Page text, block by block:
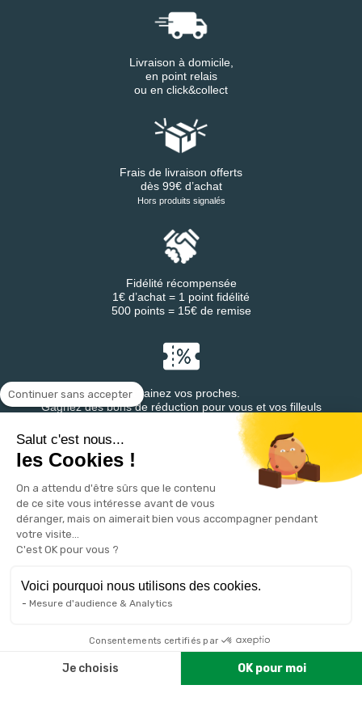
Continuer sans accepter
Salut c'est nous...
les Cookies !
On a attendu d'être sûrs que le contenu
de ce site vous intéresse avant de vous
déranger, mais on aimerait bien vous accompagner pendant
votre visite...
C'est OK pour vous ?
Voici pourquoi nous utilisons des cookies.
Mesure d'audience & Analytics
Consentements certifiés par
Je choisis
OK pour moi
Livraison à domicile,
en point relais
ou en click&collect
Frais de livraison offerts
dès 99€ d’achat
Hors produits signalés
Fidélité récompensée
1€ d’achat = 1 point fidélité
500 points = 15€ de remise
Parrainez vos proches.
Gagnez des bons de réduction pour vous et vos filleuls
Retrouvez DESTINEA® sur
PRODUITS